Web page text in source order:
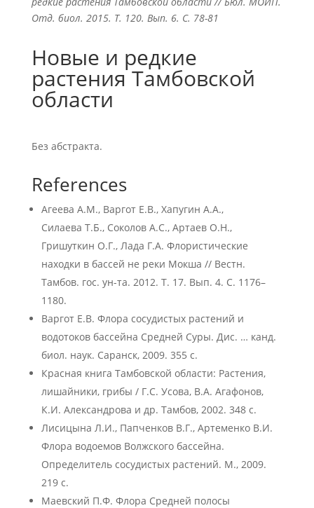
Отд. биол. 2015. Т. 120. Вып. 6. С. 78-81
Новые и редкие
растения Тамбовской
области
Без абстракта.
References
Агеева А.М., Варгот Е.В., Хапугин А.А.,
Силаева Т.Б., Соколов А.С., Артаев О.Н.,
Гришуткин О.Г., Лада Г.А. Флористические
находки в бассей не реки Мокша // Вестн.
Тамбов. гос. ун-та. 2012. Т. 17. Вып. 4. С. 1176–
1180.
Варгот Е.В. Флора сосудистых растений и
водотоков бассейна Средней Суры. Дис. … канд.
биол. наук. Саранск, 2009. 355 с.
Красная книга Тамбовской области: Растения,
лишайники, грибы / Г.С. Усова, В.А. Агафонов,
К.И. Александрова и др. Тамбов, 2002. 348 с.
Лисицына Л.И., Папченков В.Г., Артеменко В.И.
Флора водоемов Волжского бассейна.
Определитель сосудистых растений. М., 2009.
219 с.
Маевский П.Ф. Флора Средней полосы